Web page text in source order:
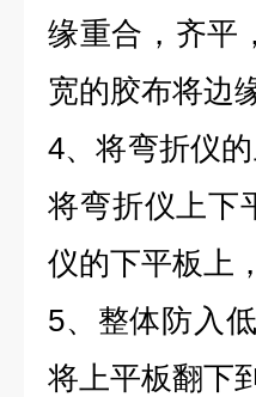
缘重合，齐平
宽的胶布将边
4、将弯折仪
将弯折仪上下
仪的下平板上
5、整体防入
将上平板翻下